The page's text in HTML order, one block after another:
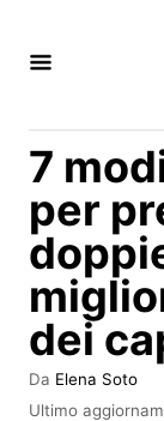
7
per
dei
Da A
u
Elena Soto
IUltimo